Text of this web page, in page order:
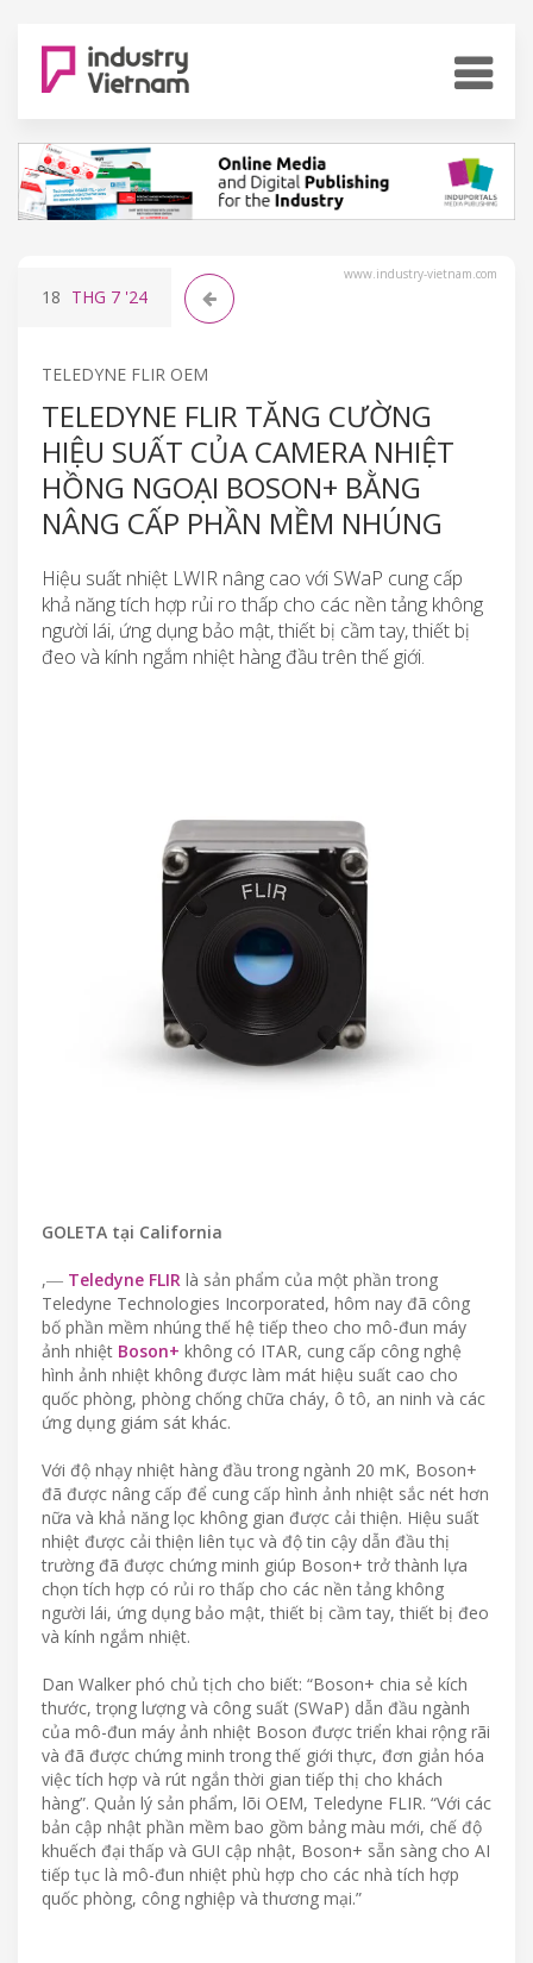
www.industry-vietnam.com
18 THG 7 '24
TELEDYNE FLIR OEM
TELEDYNE FLIR TĂNG CƯỜNG
HIỆU SUẤT CỦA CAMERA NHIỆT
HỒNG NGOẠI BOSON+ BẰNG
NÂNG CẤP PHẦN MỀM NHÚNG
Hiệu suất nhiệt LWIR nâng cao với SWaP cung cấp
khả năng tích hợp rủi ro thấp cho các nền tảng không
người lái, ứng dụng bảo mật, thiết bị cầm tay, thiết bị
đeo và kính ngắm nhiệt hàng đầu trên thế giới.
GOLETA tại California
,― Teledyne FLIR là sản phẩm của một phần trong
Teledyne Technologies Incorporated, hôm nay đã công
bố phần mềm nhúng thế hệ tiếp theo cho mô-đun máy
ảnh nhiệt Boson+ không có ITAR, cung cấp công nghệ
hình ảnh nhiệt không được làm mát hiệu suất cao cho
quốc phòng, phòng chống chữa cháy, ô tô, an ninh và các
ứng dụng giám sát khác.
Với độ nhạy nhiệt hàng đầu trong ngành 20 mK, Boson+
đã được nâng cấp để cung cấp hình ảnh nhiệt sắc nét hơn
nữa và khả năng lọc không gian được cải thiện. Hiệu suất
nhiệt được cải thiện liên tục và độ tin cậy dẫn đầu thị
trường đã được chứng minh giúp Boson+ trở thành lựa
chọn tích hợp có rủi ro thấp cho các nền tảng không
người lái, ứng dụng bảo mật, thiết bị cầm tay, thiết bị đeo
và kính ngắm nhiệt.
Dan Walker phó chủ tịch cho biết: “Boson+ chia sẻ kích
thước, trọng lượng và công suất (SWaP) dẫn đầu ngành
của mô-đun máy ảnh nhiệt Boson được triển khai rộng rãi
và đã được chứng minh trong thế giới thực, đơn giản hóa
việc tích hợp và rút ngắn thời gian tiếp thị cho khách
hàng”. Quản lý sản phẩm, lõi OEM, Teledyne FLIR. “Với các
bản cập nhật phần mềm bao gồm bảng màu mới, chế độ
khuếch đại thấp và GUI cập nhật, Boson+ sẵn sàng cho AI
tiếp tục là mô-đun nhiệt phù hợp cho các nhà tích hợp
quốc phòng, công nghiệp và thương mại.”